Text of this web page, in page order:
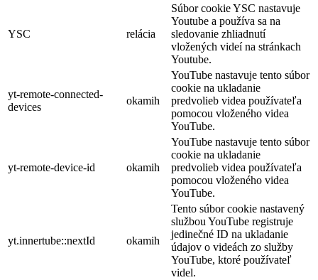
YSC relácia
Súbor cookie YSC nastavuje
Youtube a používa sa na
sledovanie zhliadnutí
vložených videí na stránkach
Youtube.
yt-remote-connected-
devices
okamih
YouTube nastavuje tento súbor
cookie na ukladanie
predvolieb videa používateľa
pomocou vloženého videa
YouTube.
yt-remote-device-id okamih
YouTube nastavuje tento súbor
cookie na ukladanie
predvolieb videa používateľa
pomocou vloženého videa
YouTube.
yt.innertube::nextId okamih
Tento súbor cookie nastavený
službou YouTube registruje
jedinečné ID na ukladanie
údajov o videách zo služby
YouTube, ktoré používateľ
videl.